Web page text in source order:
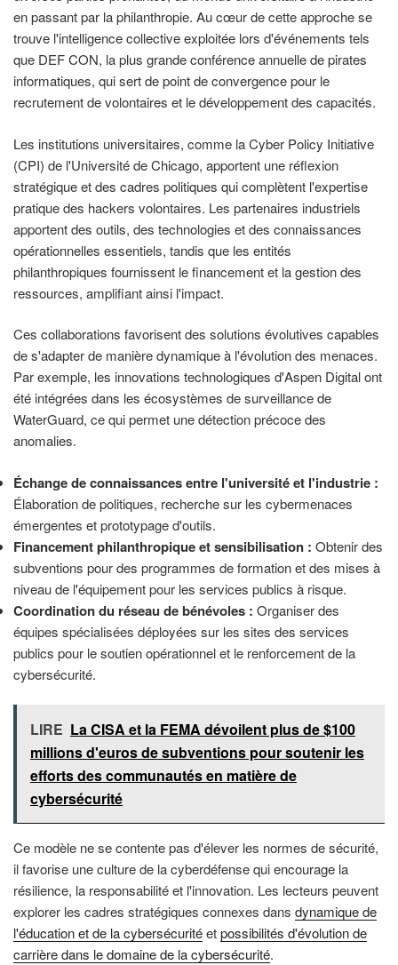
en passant par la philanthropie. Au cœur de cette approche se
trouve l'intelligence collective exploitée lors d'événements tels
que DEF CON, la plus grande conférence annuelle de pirates
informatiques, qui sert de point de convergence pour le
recrutement de volontaires et le développement des capacités.
Les institutions universitaires, comme la Cyber Policy Initiative
(CPI) de l'Université de Chicago, apportent une réflexion
stratégique et des cadres politiques qui complètent l'expertise
pratique des hackers volontaires. Les partenaires industriels
apportent des outils, des technologies et des connaissances
opérationnelles essentiels, tandis que les entités
philanthropiques fournissent le financement et la gestion des
ressources, amplifiant ainsi l'impact.
Ces collaborations favorisent des solutions évolutives capables
de s'adapter de manière dynamique à l'évolution des menaces.
Par exemple, les innovations technologiques d'Aspen Digital ont
été intégrées dans les écosystèmes de surveillance de
WaterGuard, ce qui permet une détection précoce des
anomalies.
Échange de connaissances entre l'université et l'industrie :
Élaboration de politiques, recherche sur les cybermenaces
émergentes et prototypage d'outils.
Financement philanthropique et sensibilisation : Obtenir des
subventions pour des programmes de formation et des mises à
niveau de l'équipement pour les services publics à risque.
Coordination du réseau de bénévoles : Organiser des
équipes spécialisées déployées sur les sites des services
publics pour le soutien opérationnel et le renforcement de la
cybersécurité.
LIRE La CISA et la FEMA dévoilent plus de $100
millions d'euros de subventions pour soutenir les
efforts des communautés en matière de
cybersécurité
Ce modèle ne se contente pas d'élever les normes de sécurité,
il favorise une culture de la cyberdéfense qui encourage la
résilience, la responsabilité et l'innovation. Les lecteurs peuvent
explorer les cadres stratégiques connexes dans dynamique de
l'éducation et de la cybersécuritéetpossibilités d'évolution de
carrière dans le domaine de la cybersécurité.